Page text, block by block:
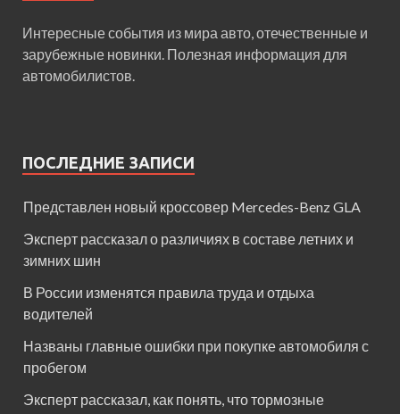
Интересные события из мира авто, отечественные и
зарубежные новинки. Полезная информация для
автомобилистов.
ПОСЛЕДНИЕ ЗАПИСИ
Представлен новый кроссовер Mercedes-Benz GLA
Эксперт рассказал о различиях в составе летних и
зимних шин
В России изменятся правила труда и отдыха
водителей
Названы главные ошибки при покупке автомобиля с
пробегом
Эксперт рассказал, как понять, что тормозные